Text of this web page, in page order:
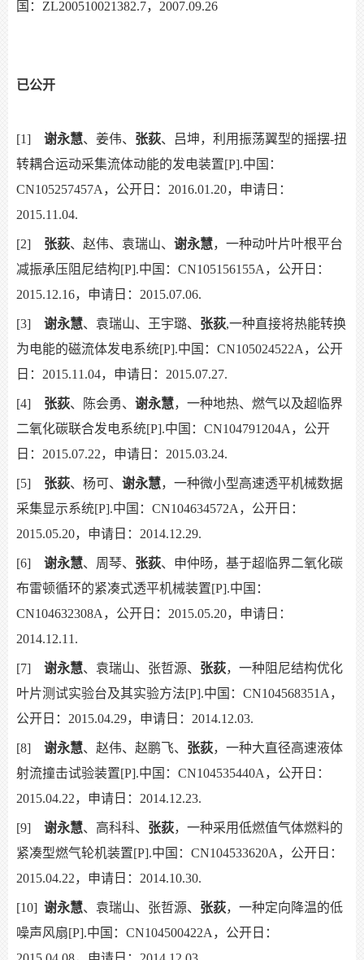
国：ZL200510021382.7，2007.09.26
已公开
[1] 谢永慧、姜伟、 张荻、吕坤，利用振荡翼型的摇摆-扭
转耦合运动采集流体动能的发电装置[P].中国：
CN105257457A，公开日：2016.01.20，申请日：
2015.11.04.
[2] 张荻、赵伟、袁瑞山、 谢永慧，一种动叶片叶根平台
减振承压阻尼结构[P].中国：CN105156155A，公开日：
2015.12.16，申请日：2015.07.06.
[3] 谢永慧、袁瑞山、王宇璐、 张荻,一种直接将热能转换
为电能的磁流体发电系统[P].中国：CN105024522A，公开
日：2015.11.04，申请日：2015.07.27.
[4] 张荻、陈会勇、 谢永慧，一种地热、燃气以及超临界
二氧化碳联合发电系统[P].中国：CN104791204A，公开
日：2015.07.22，申请日：2015.03.24.
[5] 张荻、杨可、 谢永慧，一种微小型高速透平机械数据
采集显示系统[P].中国：CN104634572A，公开日：
2015.05.20，申请日：2014.12.29.
[6] 谢永慧、周琴、 张荻、申仲旸，基于超临界二氧化碳
布雷顿循环的紧凑式透平机械装置[P].中国：
CN104632308A，公开日：2015.05.20，申请日：
2014.12.11.
[7] 谢永慧、袁瑞山、张哲源、 张荻，一种阻尼结构优化
叶片测试实验台及其实验方法[P].中国：CN104568351A，
公开日：2015.04.29，申请日：2014.12.03.
[8] 谢永慧、赵伟、赵鹏飞、 张荻，一种大直径高速液体
射流撞击试验装置[P].中国：CN104535440A，公开日：
2015.04.22，申请日：2014.12.23.
[9] 谢永慧、高科科、 张荻，一种采用低燃值气体燃料的
紧凑型燃气轮机装置[P].中国：CN104533620A，公开日：
2015.04.22，申请日：2014.10.30.
[10] 谢永慧、袁瑞山、张哲源、 张荻，一种定向降温的低
噪声风扇[P].中国：CN104500422A，公开日：